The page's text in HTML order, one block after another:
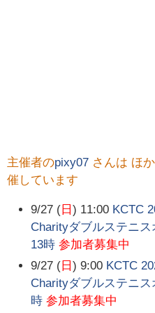
主催者のpixy07 さんは ほ
催しています
9/27 ( 日) 11:00 KCTC
Charityダブルステニ
13時 参加者募集中
9/27 ( 日) 9:00 KCTC
Charityダブルステニ
時 参加者募集中